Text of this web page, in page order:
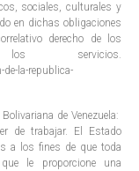
sociales, culturales y
en dichas obligaciones
derecho de los
servicios.
la-republica-
de Venezuela:
de trabajar. El Estado
a los fines de que toda
le proporcione una